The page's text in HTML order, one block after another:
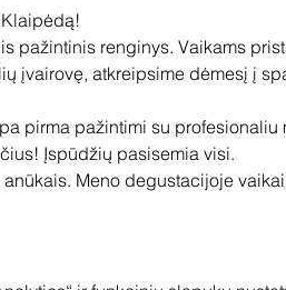
pažintinis renginys. Vaikams
įvairovę, atkreipsime dėmesį į
pirma pažintimi su
Įspūdžių pasisemia visi.
Meno degustacijoje